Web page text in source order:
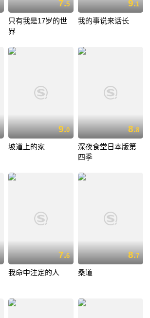
7.5
只有我是17岁的世
界
9.1
我的事说来话长
9.0
坡道上的家
8.8
深夜食堂日本版第
四季
7.6
我命中注定的人
8.7
桑道